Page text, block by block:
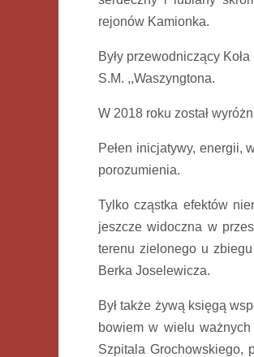
rejonów Kamionka.
Były przewodniczący
S.M. ,,Waszyngtona.
W 2018 roku został
Pełen inicjatywy, energii,
porozumienia.
Tylko cząstka efektów
jeszcze widoczna w
terenu zielonego u
Berka Joselewicza.
Był także żywą księgą
bowiem w wielu
Szpitala Grochowskiego,